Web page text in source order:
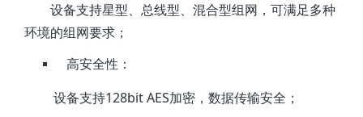
设备支持星型、总线型、混合型组网，可满足多种
环境的组网要求；
高安全性：
设备支持128bit AES加密，数据传输安全；